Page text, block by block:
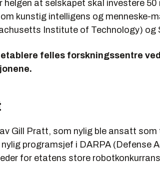
helgen at selskapet skal investere 50
kunstig intelligens og menneske-
Institute of Technology) og
felles forskningssentre
Gill Pratt, som nylig ble ansatt som
programsjef i DARPA (Defense
for etatens store